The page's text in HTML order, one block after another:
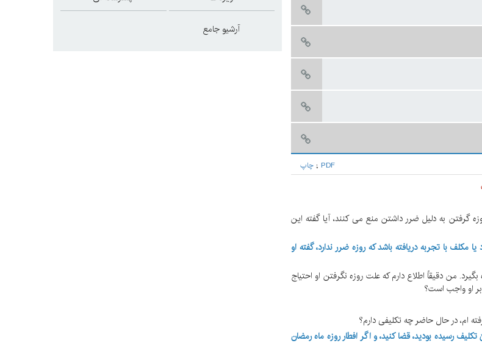
چاپ ; PDF
گرفتن به دلیل ضرر داشتن منع می کنند، آیا گفته این
با تجربه دریافته باشد که روزه ضرر ندارد، گفته او
بگیرد. من دقیقاً اطلاع دارم که علت روزه نگرفتن او احتیاج
بر او واجب است؟
رسیده بودید، قضا کنید، و اگر افطار روزه ماه رمضان
آرشیو جامع